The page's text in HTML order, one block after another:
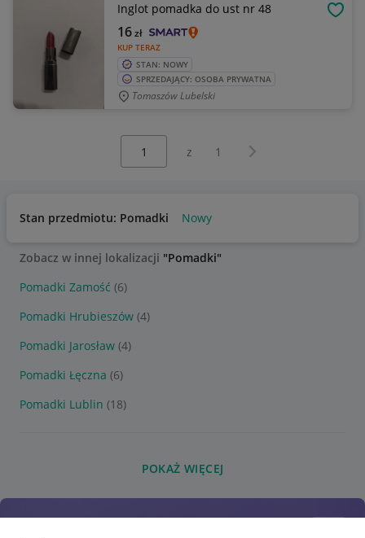
Inglot pomadka do ust nr 48
KUP TERAZ
16zł
STAN: NOWY
SPRZEDAJĄCY: OSOBA PRYWATNA
Tomaszów Lubelski
z 1 Następna strona
Stan przedmiotu: Pomadki Nowy
Zobacz w innej lokalizacji "Pomadki"
Pomadki Zamość (6)
Pomadki Hrubieszów (4)
Pomadki Jarosław (4)
Pomadki Łęczna (6)
Pomadki Lublin (18)
POKAŻ WIĘCEJ